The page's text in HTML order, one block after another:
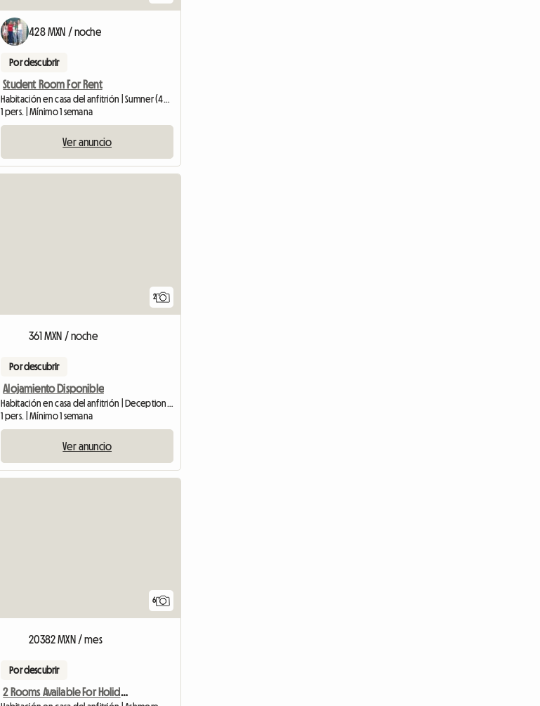
428 MXN / noche
Por descubrir
Student Room For Rent
Habitación en casa del anfitrión | Sumner (4074)
1 pers. | Mínimo 1 semana
Ver anuncio
2
361 MXN / noche
Por descubrir
Alojamiento Disponible
1 pers. | Mínimo 1 semana
Ver anuncio
6
20382 MXN / mes
Por descubrir
2 Rooms Available For Holiday Season